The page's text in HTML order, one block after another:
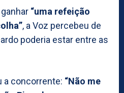
“uma refeição
, a Voz percebeu de
poderia estar entre as
a concorrente: “Não me